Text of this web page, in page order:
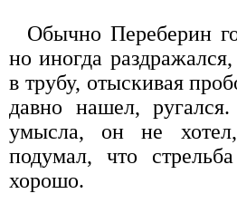
Обычно Переберин
но иногда
в трубу, отыскивая
давно нашел,
умысла, он не
подумал, что
хорошо.